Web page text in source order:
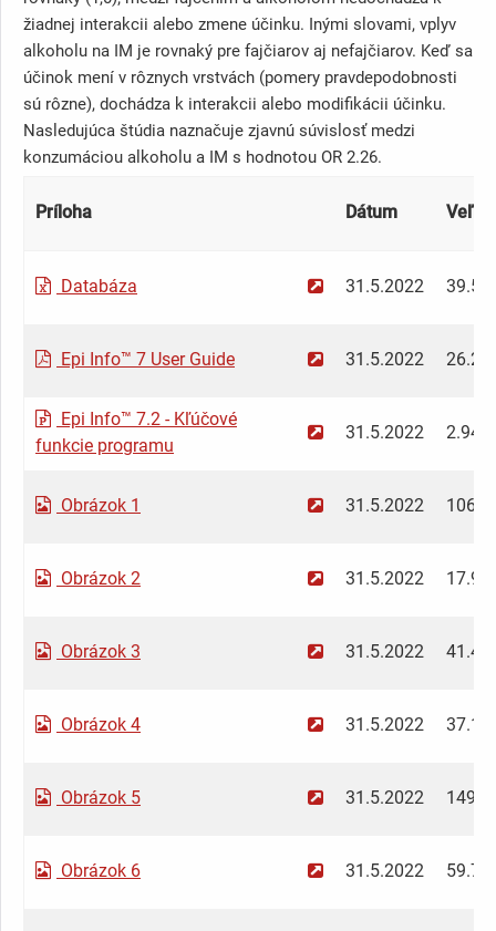
Príloha Dátum
Databáza 31.5.2022 39.5
Epi Info™ 7 User Guide 31.5.2022 26.21
Epi Info™ 7.2 - Kľúčové
funkcie programu
31.5.2022 2.94
Obrázok 1 31.5.2022
Obrázok 2 31.5.2022 17.9
Obrázok 3 31.5.2022 41.49
Obrázok 4 31.5.2022 37.17
Obrázok 5 31.5.2022
Obrázok 6 31.5.2022 59.71